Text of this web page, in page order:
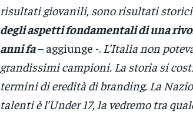
risultati giovanili, sono risultati
degli aspetti fondamentali di una
anni fa– aggiunge -. L’Italia non
grandissimi campioni. La storia si
termini di eredità di branding. La
talenti è l’Under 17, la vedremo tra